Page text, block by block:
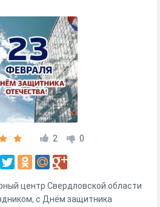
2 0
центр Свердловской области
с Днём защитника